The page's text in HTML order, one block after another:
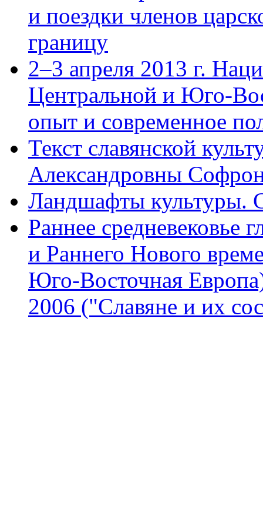
и поездки членов
границу
2–3 апреля 2013 г.
Центральной и Юго-
опыт и современное
Текст славянской
Александровны
Ландшафты культуры.
Раннее средневековье
и Раннего Нового
Юго-Восточная
2006 ("Славяне и их